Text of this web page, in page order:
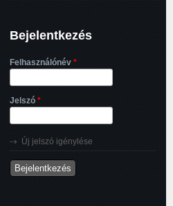
Bejelentkezés
Felhasználónév *
Jelszó *
Új jelszó igénylése